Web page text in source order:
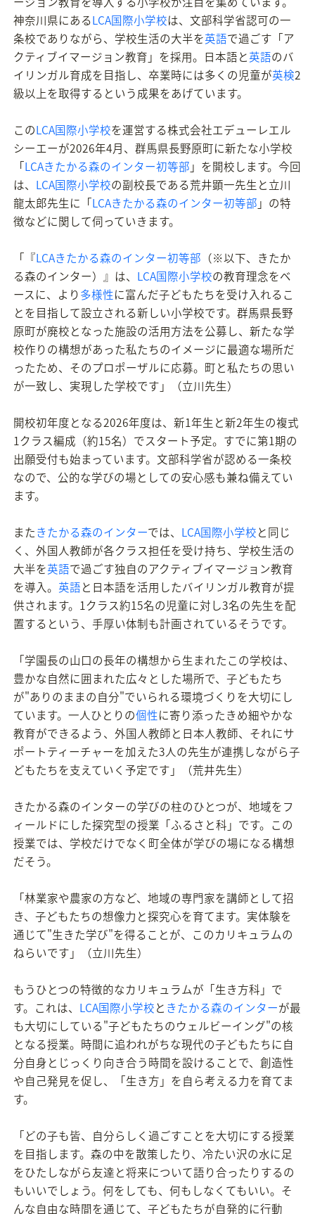
神奈川県にあるLCA国際小学校は、文部科学省認可の一
条校でありながら、学校生活の大半を英語で過ごす「ア
クティブイマージョン教育」を採用。日本語と英語のバ
イリンガル育成を目指し、卒業時には多くの児童が英検2
級以上を取得するという成果をあげています。
このLCA国際小学校を運営する株式会社エデューレエル
シーエーが2026年4月、群馬県長野原町に新たな小学校
「LCAきたかる森のインター初等部 」を開校します。今回
は、 LCA国際小学校の副校長である荒井顕一先生と立川
龍太郎先生に「LCAきたかる森のインター初等部 」の特
徴などに関して伺っていきます。
「『LCAきたかる森のインター初等部 （※以下、きたか
る森のインター）』は、 LCA国際小学校の教育理念をベ
ースに、より多様性に富んだ子どもたちを受け入れるこ
とを目指して設立される新しい小学校です。群馬県長野
原町が廃校となった施設の活用方法を公募し、新たな学
校作りの構想があった私たちのイメージに最適な場所だ
ったため、そのプロポーザルに応募。町と私たちの思い
が一致し、実現した学校です」（立川先生）
開校初年度となる2026年度は、新1年生と新2年生の複式
1クラス編成（約15名）でスタート予定。すでに第1期の
出願受付も始まっています。文部科学省が認める一条校
なので、公的な学びの場としての安心感も兼ね備えてい
ます。
またきたかる森のインターでは、 LCA国際小学校と同じ
く、外国人教師が各クラス担任を受け持ち、学校生活の
大半を英語で過ごす独自のアクティブイマージョン教育
を導入。 英語と日本語を活用したバイリンガル教育が提
供されます。1クラス約15名の児童に対し3名の先生を配
置するという、手厚い体制も計画されているそうです。
「学園長の山口の長年の構想から生まれたこの学校は、
豊かな自然に囲まれた広々とした場所で、子どもたち
が"ありのままの自分"でいられる環境づくりを大切にし
ています。一人ひとりの個性に寄り添ったきめ細やかな
教育ができるよう、外国人教師と日本人教師、それにサ
ポートティーチャーを加えた3人の先生が連携しながら子
どもたちを支えていく予定です」（荒井先生）
きたかる森のインターの学びの柱のひとつが、地域をフ
ィールドにした探究型の授業「ふるさと科」です。この
授業では、学校だけでなく町全体が学びの場になる構想
だそう。
「林業家や農家の方など、地域の専門家を講師として招
き、子どもたちの想像力と探究心を育てます。実体験を
通じて"生きた学び"を得ることが、このカリキュラムの
ねらいです」（立川先生）
もうひとつの特徴的なカリキュラムが「生き方科」で
す。これは、 LCA国際小学校と きたかる森のインターが最
も大切にしている"子どもたちのウェルビーイング"の核
となる授業。時間に追われがちな現代の子どもたちに自
分自身とじっくり向き合う時間を設けることで、創造性
や自己発見を促し、「生き方」を自ら考える力を育てま
す。
「どの子も皆、自分らしく過ごすことを大切にする授業
を目指します。森の中を散策したり、冷たい沢の水に足
をひたしながら友達と将来について語り合ったりするの
もいいでしょう。何をしても、何もしなくてもいい。そ
んな自由な時間を通じて、子どもたちが自発的に行動